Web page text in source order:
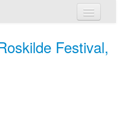
Festival,